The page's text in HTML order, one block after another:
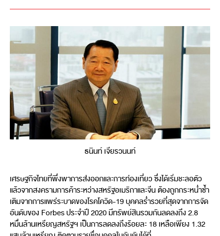
ธนินท์ เจียรวนนท์
เศรษฐกิจไทยที่พึ่งพาการส่งออกและการท่องเที่ยว ซึ่งได้เริ่มชะลอตัว
แล้วจากสงครามการค้าระหว่างสหรัฐอเมริกาและจีน ต้องถูกกระหน่ำซ้ำ
เติมจากการแพร่ระบาดของโรคโควิด-19 บุคคลร่ำรวยที่สุดจากการจัด
อันดับของ Forbes ประจำปี 2020 มีทรัพย์สินรวมกันลดลงถึง 2.8
หมื่นล้านเหรียญสหรัฐฯ เป็นการลดลงถึงร้อยละ 18 เหลือเพียง 1.32